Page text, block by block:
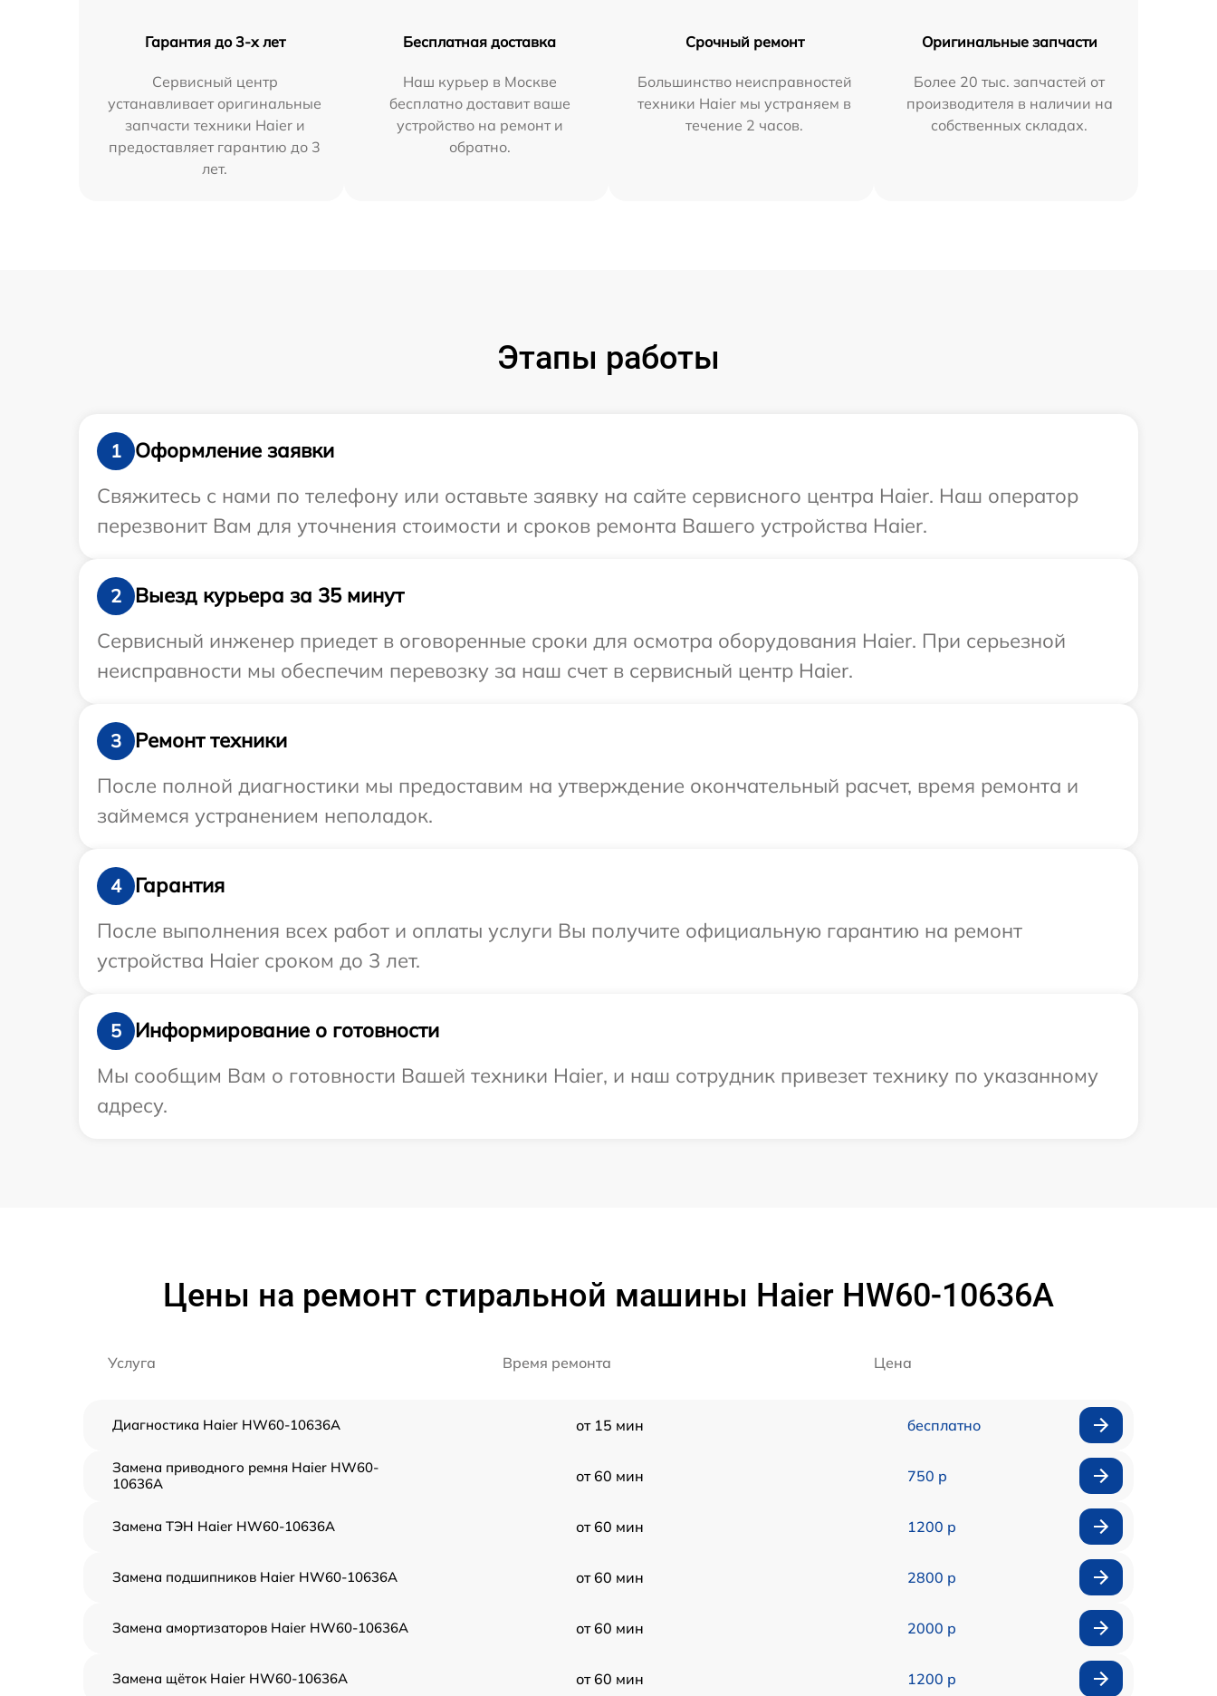
Гарантия до 3-х лет
Сервисный центр
устанавливает оригинальные
запчасти техники Haier и
предоставляет гарантию до 3
лет.
Бесплатная доставка
Наш курьер в Москве
бесплатно доставит ваше
устройство на ремонт и
обратно.
Срочный ремонт
Большинство неисправностей
техники Haier мы устраняем в
течение 2 часов.
Оригинальные запчасти
Более 20 тыс. запчастей от
производителя в наличии на
собственных складах.
Этапы работы
1
Оформление заявки
Свяжитесь с нами по телефону или оставьте заявку на сайте сервисного центра Haier. Наш оператор
перезвонит Вам для уточнения стоимости и сроков ремонта Вашего устройства Haier.
2
Выезд курьера за 35 минут
Сервисный инженер приедет в оговоренные сроки для осмотра оборудования Haier. При серьезной
неисправности мы обеспечим перевозку за наш счет в сервисный центр Haier.
3
Ремонт техники
После полной диагностики мы предоставим на утверждение окончательный расчет, время ремонта и
займемся устранением неполадок.
4
Гарантия
После выполнения всех работ и оплаты услуги Вы получите официальную гарантию на ремонт
устройства Haier сроком до 3 лет.
5
Информирование о готовности
Мы сообщим Вам о готовности Вашей техники Haier, и наш сотрудник привезет технику по указанному
адресу.
Цены на ремонт стиральной машины Haier HW60-10636A
Услуга Время ремонта Цена
Диагностика Haier HW60-10636A от 15 мин бесплатно
Замена приводного ремня Haier HW60-
10636A
от 60 мин 750 р
Замена ТЭН Haier HW60-10636A от 60 мин 1200 р
Замена подшипников Haier HW60-10636A от 60 мин 2800 р
Замена амортизаторов Haier HW60-10636A от 60 мин 2000 р
Замена щёток Haier HW60-10636A от 60 мин 1200 р